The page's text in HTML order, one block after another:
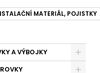
MATERIÁL, POJISTKY
A VÝBOJKY